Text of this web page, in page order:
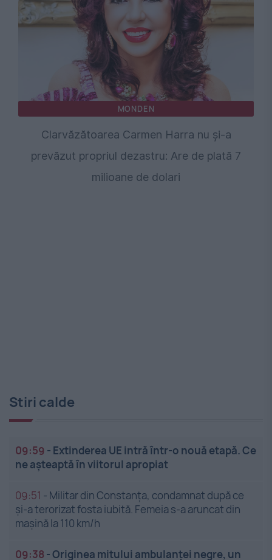
MONDEN
Clarvăzătoarea Carmen Harra nu și-a
prevăzut propriul dezastru: Are de plată 7
milioane de dolari
Stiri calde
09:59 - Extinderea UE intră într-o nouă etapă. Ce
ne așteaptă în viitorul apropiat
09:51 - Militar din Constanța, condamnat după ce
și-a terorizat fosta iubită. Femeia s-a aruncat din
mașină la 110 km/h
09:38 -Originea mitului ambulanței negre, un